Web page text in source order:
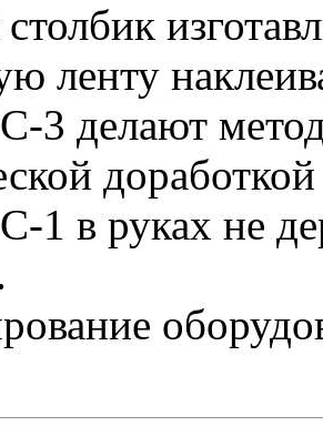
ленту
3 делают
1 в руках не